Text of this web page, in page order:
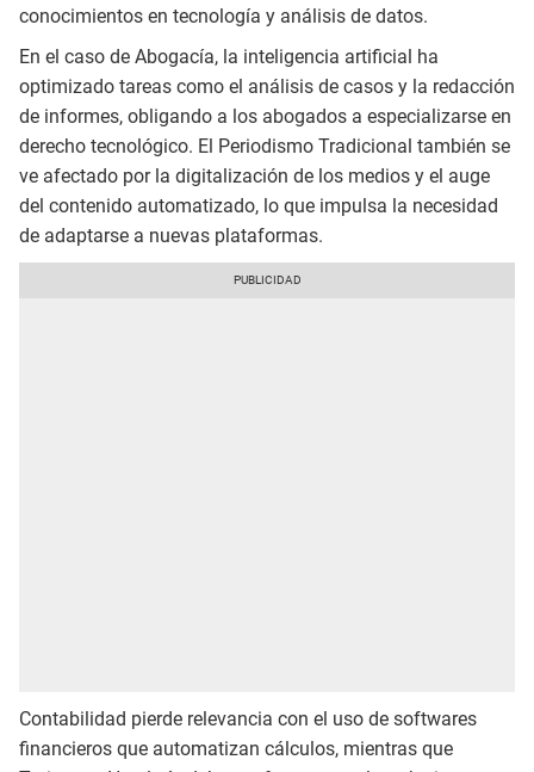
conocimientos en tecnología y análisis de datos.
En el caso de Abogacía, la inteligencia artificial ha
optimizado tareas como el análisis de casos y la redacción
de informes, obligando a los abogados a especializarse en
derecho tecnológico. El Periodismo Tradicional también se
ve afectado por la digitalización de los medios y el auge
del contenido automatizado, lo que impulsa la necesidad
de adaptarse a nuevas plataformas.
Contabilidad pierde relevancia con el uso de softwares
financieros que automatizan cálculos, mientras que